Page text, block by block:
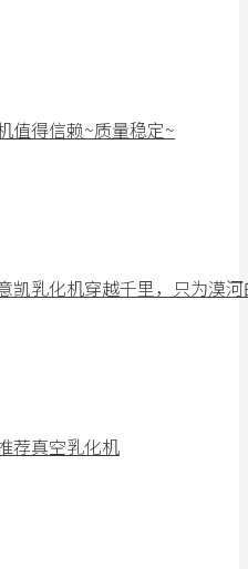
值得信赖~质量稳定~
乳化机穿越千里，只为漠河
荐真空乳化机